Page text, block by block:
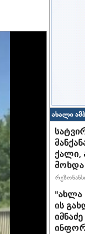
ახალი
ქალი,
მოხდა
"ახლა
ის